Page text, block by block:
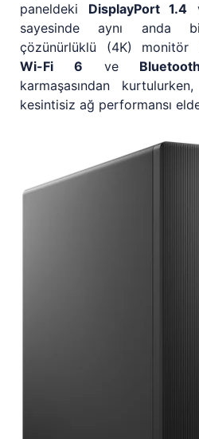
paneldeki DisplayPort 1.4
sayesinde aynı anda
çözünürlüklü (4K) monitör
Wi-Fi 6 ve Bluetooth
karmaşasından
kesintisiz ağ performansı